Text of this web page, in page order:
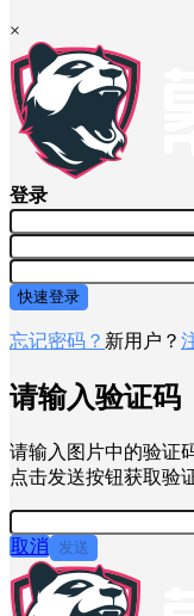
×
登录
快速登录
忘记密码？ 新用户？
请输入验证码
请输入图片中的验证
点击发送按钮获取验
取消 发送